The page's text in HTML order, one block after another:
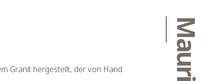
Granit hergestellt, der von Hand